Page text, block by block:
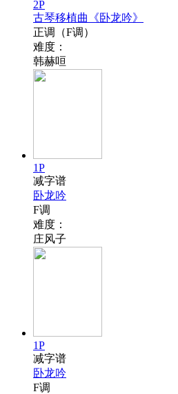
2P
古琴移植曲《卧龙吟》
正调（F调）
难度：
韩赫咺
1P
减字谱
卧龙吟
F调
难度：
庄风子
1P
减字谱
卧龙吟
F调